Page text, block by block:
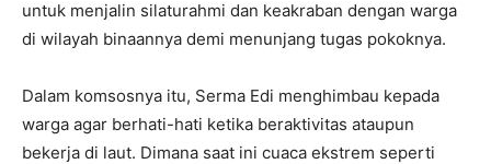
untuk menjalin silaturahmi dan keakraban dengan warga
di wilayah binaannya demi menunjang tugas pokoknya.
Dalam komsosnya itu, Serma Edi menghimbau kepada
warga agar berhati-hati ketika beraktivitas ataupun
bekerja di laut. Dimana saat ini cuaca ekstrem seperti